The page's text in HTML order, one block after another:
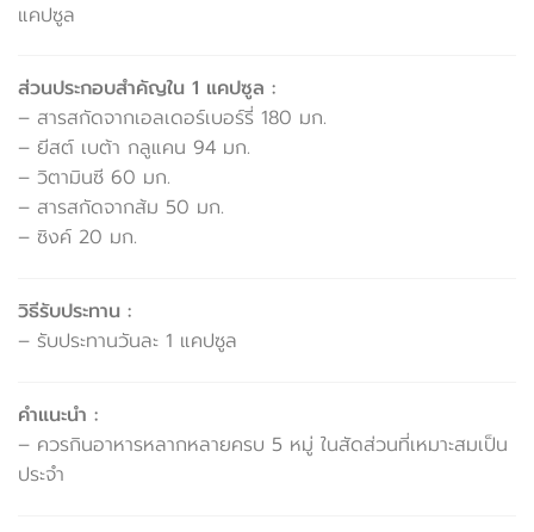
แคปซูล
ส่วนประกอบสำคัญใน 1 แคปซูล :
– สารสกัดจากเอลเดอร์เบอร์รี่ 180 มก.
– ยีสต์ เบต้า กลูแคน 94 มก.
– วิตามินซี 60 มก.
– สารสกัดจากส้ม 50 มก.
– ซิงค์ 20 มก.
วิธีรับประทาน :
– รับประทานวันละ 1 แคปซูล
คำแนะนำ :
– ควรกินอาหารหลากหลายครบ 5 หมู่ ในสัดส่วนที่เหมาะสมเป็น
ประจำ